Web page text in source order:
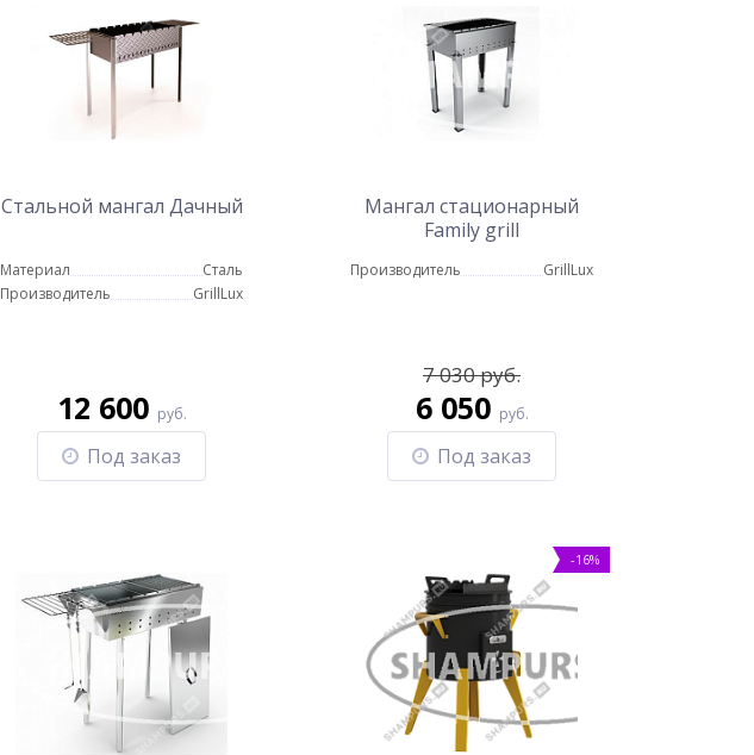
Стальной мангал Дачный
Материал
Сталь
Производитель
GrillLux
12 600 руб.
Под заказ
Мангал стационарный
Family grill
Производитель GrillLux
7 030 руб.
6 050 руб.
Под заказ
-16%